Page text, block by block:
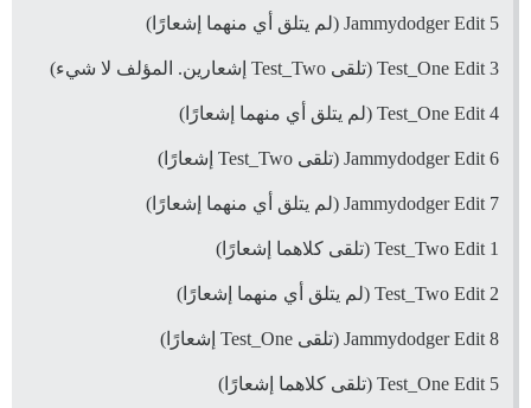
Jammydodger Edit 5 (لم يتلق أي منهما إشعارًا)
Test_One Edit 3 (تلقى Test_Two إشعارين. المؤلف لا شيء)
Test_One Edit 4 (لم يتلق أي منهما إشعارًا)
Jammydodger Edit 6 (تلقى Test_Two إشعارًا)
Jammydodger Edit 7 (لم يتلق أي منهما إشعارًا)
Test_Two Edit 1 (تلقى كلاهما إشعارًا)
Test_Two Edit 2 (لم يتلق أي منهما إشعارًا)
Jammydodger Edit 8 (تلقى Test_One إشعارًا)
Test_One Edit 5 (تلقى كلاهما إشعارًا)